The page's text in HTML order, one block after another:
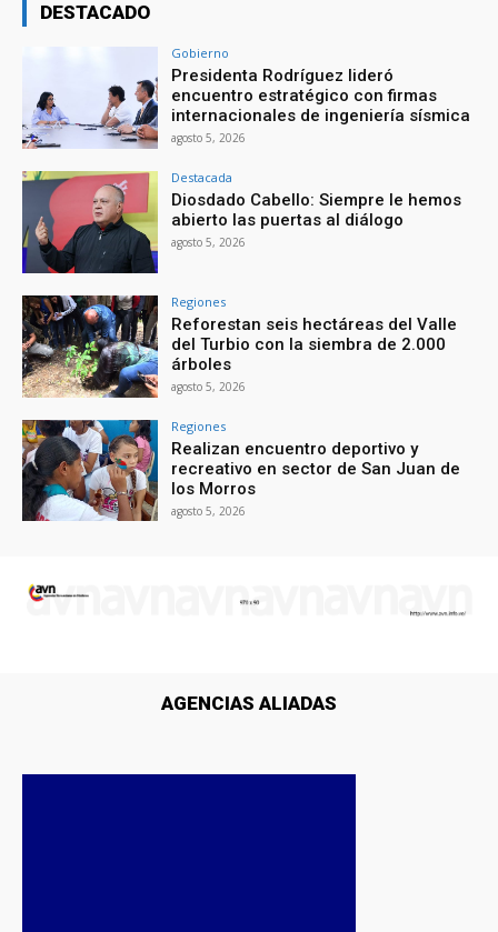
DESTACADO
Gobierno
Presidenta Rodríguez lideró
encuentro estratégico con firmas
internacionales de ingeniería sísmica
agosto 5, 2026
Destacada
Diosdado Cabello: Siempre le hemos
abierto las puertas al diálogo
agosto 5, 2026
Regiones
Reforestan seis hectáreas del Valle
del Turbio con la siembra de 2.000
árboles
agosto 5, 2026
Regiones
Realizan encuentro deportivo y
recreativo en sector de San Juan de
los Morros
agosto 5, 2026
AGENCIAS ALIADAS